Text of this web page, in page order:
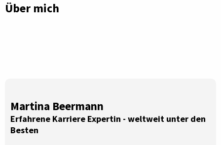
Über mich
Martina Beermann
Erfahrene Karriere Expertin - weltweit unter den
Besten